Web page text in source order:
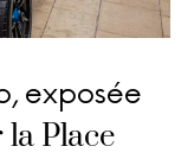
exposée
Place